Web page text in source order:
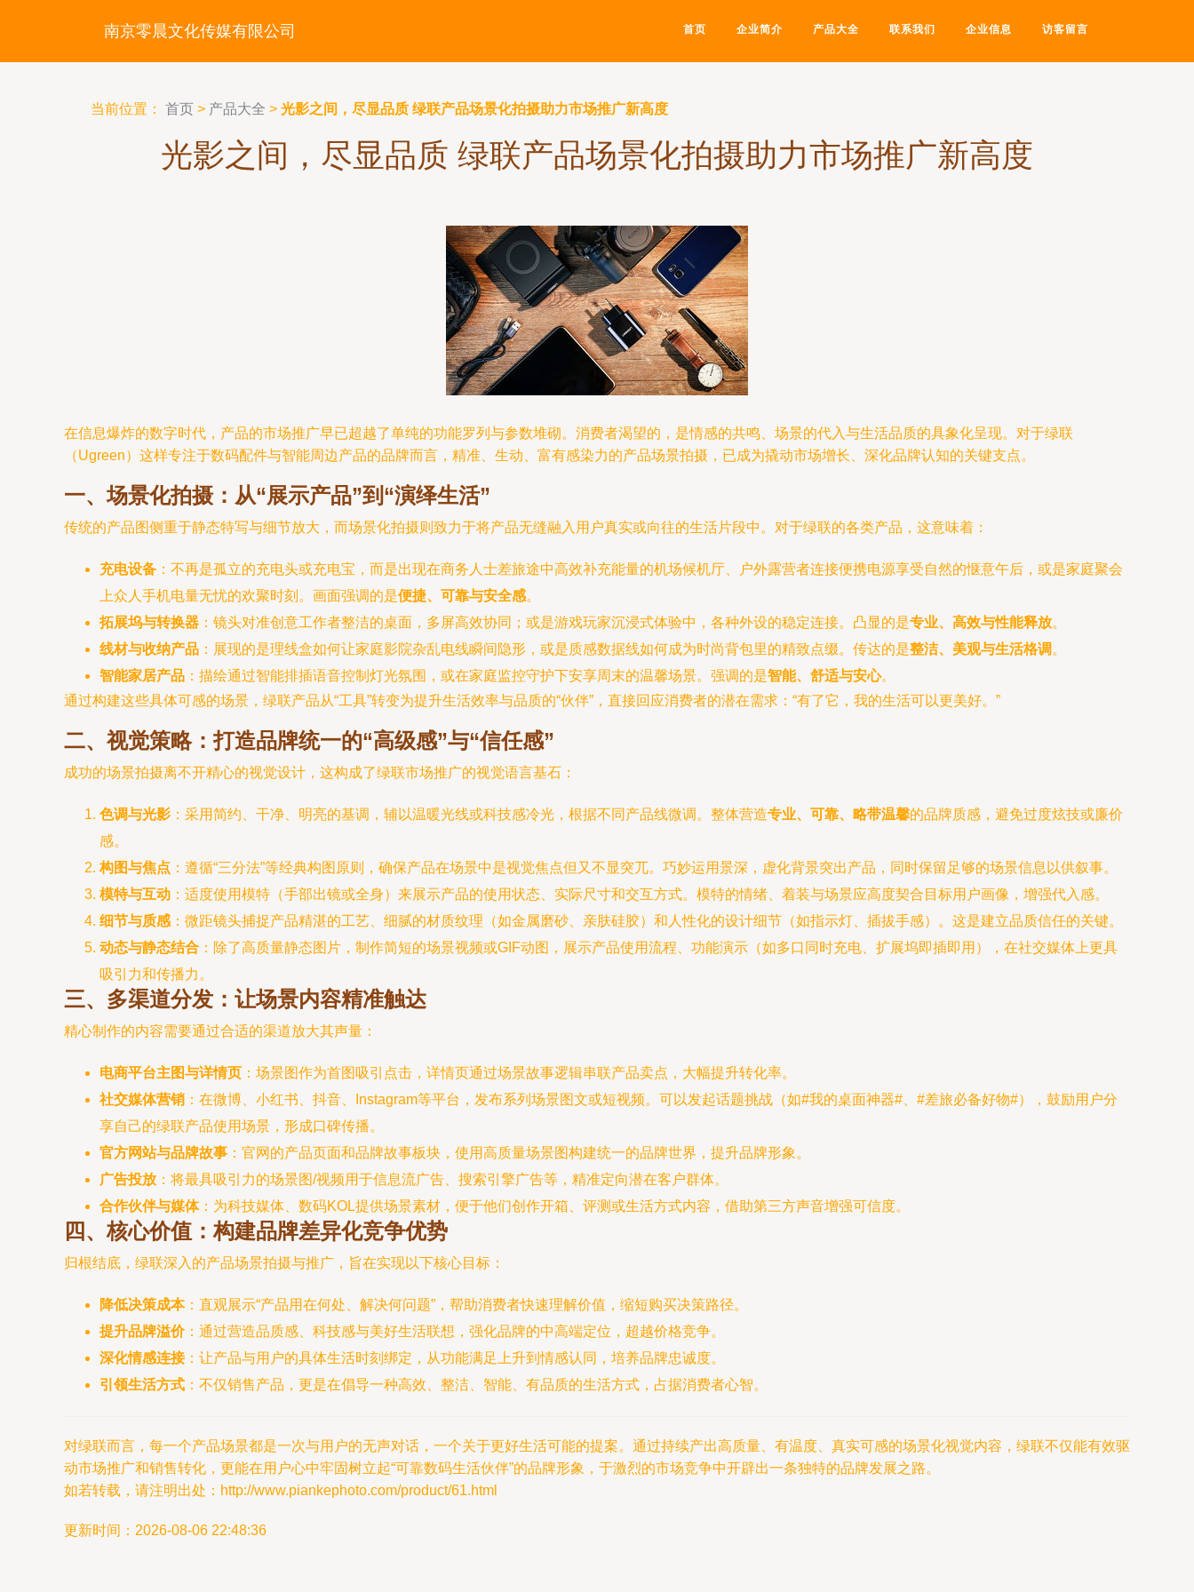
南京零晨文化传媒有限公司 首页 企业简介 产品大全 联系我们 企业信息 访客留言
当前位置： 首页 > 产品大全 > 光影之间，尽显品质 绿联产品场景化拍摄助力市场推广新高度
光影之间，尽显品质 绿联产品场景化拍摄助力市场推广新高度
在信息爆炸的数字时代，产品的市场推广早已超越了单纯的功能罗列与参数堆砌。消费者渴望的，是情感的共鸣、场景的代入与生活品质的具象化呈现。对于绿联
（Ugreen）这样专注于数码配件与智能周边产品的品牌而言，精准、生动、富有感染力的产品场景拍摄，已成为撬动市场增长、深化品牌认知的关键支点。
一、场景化拍摄：从“展示产品”到“演绎生活”
传统的产品图侧重于静态特写与细节放大，而场景化拍摄则致力于将产品无缝融入用户真实或向往的生活片段中。对于绿联的各类产品，这意味着：
充电设备 ：不再是孤立的充电头或充电宝，而是出现在商务人士差旅途中高效补充能量的机场候机厅、户外露营者连接便携电源享受自然的惬意午后，或是家庭聚会
上众人手机电量无忧的欢聚时刻。画面强调的是便捷、可靠与安全感。
拓展坞与转换器 ：镜头对准创意工作者整洁的桌面，多屏高效协同；或是游戏玩家沉浸式体验中，各种外设的稳定连接。凸显的是专业、高效与性能释放。
线材与收纳产品 ：展现的是理线盒如何让家庭影院杂乱电线瞬间隐形，或是质感数据线如何成为时尚背包里的精致点缀。传达的是整洁、美观与生活格调 。
智能家居产品 ：描绘通过智能排插语音控制灯光氛围，或在家庭监控守护下安享周末的温馨场景。强调的是智能、舒适与安心。
通过构建这些具体可感的场景，绿联产品从“工具”转变为提升生活效率与品质的“伙伴”，直接回应消费者的潜在需求：“有了它，我的生活可以更美好。”
二、视觉策略：打造品牌统一的“高级感”与“信任感”
成功的场景拍摄离不开精心的视觉设计，这构成了绿联市场推广的视觉语言基石：
色调与光影 ：采用简约、干净、明亮的基调，辅以温暖光线或科技感冷光，根据不同产品线微调。整体营造专业、可靠、略带温馨的品牌质感，避免过度炫技或廉价
感。
构图与焦点 ：遵循“三分法”等经典构图原则，确保产品在场景中是视觉焦点但又不显突兀。巧妙运用景深，虚化背景突出产品，同时保留足够的场景信息以供叙事。
模特与互动 ：适度使用模特（手部出镜或全身）来展示产品的使用状态、实际尺寸和交互方式。模特的情绪、着装与场景应高度契合目标用户画像，增强代入感。
细节与质感 ：微距镜头捕捉产品精湛的工艺、细腻的材质纹理（如金属磨砂、亲肤硅胶）和人性化的设计细节（如指示灯、插拔手感）。这是建立品质信任的关键。
动态与静态结合 ：除了高质量静态图片，制作简短的场景视频或GIF动图，展示产品使用流程、功能演示（如多口同时充电、扩展坞即插即用），在社交媒体上更具
吸引力和传播力。
三、多渠道分发：让场景内容精准触达
精心制作的内容需要通过合适的渠道放大其声量：
电商平台主图与详情页 ：场景图作为首图吸引点击，详情页通过场景故事逻辑串联产品卖点，大幅提升转化率。
社交媒体营销 ：在微博、小红书、抖音、Instagram等平台，发布系列场景图文或短视频。可以发起话题挑战（如#我的桌面神器#、#差旅必备好物#），鼓励用户分
享自己的绿联产品使用场景，形成口碑传播。
官方网站与品牌故事 ：官网的产品页面和品牌故事板块，使用高质量场景图构建统一的品牌世界，提升品牌形象。
广告投放 ：将最具吸引力的场景图/视频用于信息流广告、搜索引擎广告等，精准定向潜在客户群体。
合作伙伴与媒体：为科技媒体、数码KOL提供场景素材，便于他们创作开箱、评测或生活方式内容，借助第三方声音增强可信度。
四、核心价值：构建品牌差异化竞争优势
归根结底，绿联深入的产品场景拍摄与推广，旨在实现以下核心目标：
降低决策成本：直观展示“产品用在何处、解决何问题”，帮助消费者快速理解价值，缩短购买决策路径。
提升品牌溢价：通过营造品质感、科技感与美好生活联想，强化品牌的中高端定位，超越价格竞争。
深化情感连接：让产品与用户的具体生活时刻绑定，从功能满足上升到情感认同，培养品牌忠诚度。
引领生活方式 ：不仅销售产品，更是在倡导一种高效、整洁、智能、有品质的生活方式，占据消费者心智。
对绿联而言，每一个产品场景都是一次与用户的无声对话，一个关于更好生活可能的提案。通过持续产出高质量、有温度、真实可感的场景化视觉内容，绿联不仅能有效驱
动市场推广和销售转化，更能在用户心中牢固树立起“可靠数码生活伙伴”的品牌形象，于激烈的市场竞争中开辟出一条独特的品牌发展之路。
如若转载，请注明出处：http://www.piankephoto.com/product/61.html
更新时间：2026-08-06 22:48:36